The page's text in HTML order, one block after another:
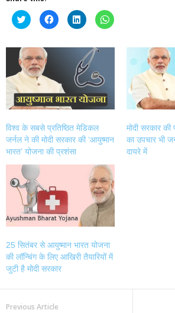
Click
to
share
Twitter
(Opens
in
new
window)
Click
to
share
Facebook
window)
Click
to
share
LinkedIn
(Opens
in
new
window)
Click
to
WhatsApp
window)
विश्व के सबसे प्रतिष्ठित मेडिकल
जर्नल ने की मोदी सरकार की ‘आयुष्मान
भारत’ योजना की प्रशंसा
मोदी सरकार
का उपचार भी
दायरे में
25 सितंबर से आयुष्मान भारत योजना
की लॉन्चिंग के लिए आखिरी तैयारियों में
जुटी है मोदी सरकार
Previous Article